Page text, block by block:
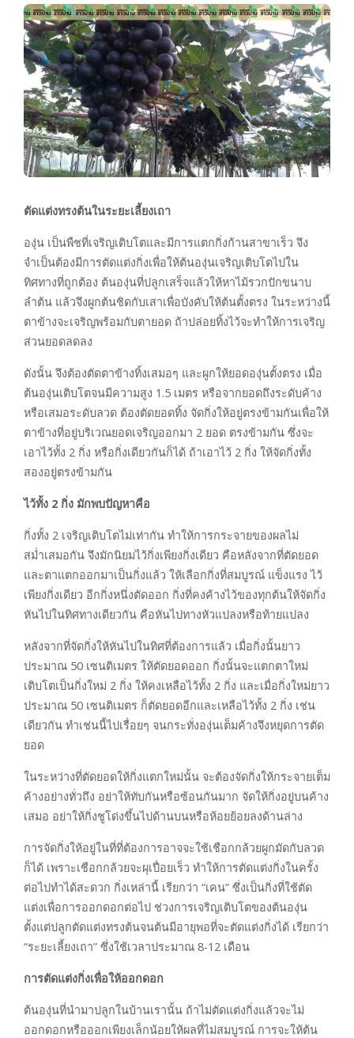
ตัดแต่งทรงต้นในระยะเลี้ยงเถา
องุ่น เป็นพืชที่เจริญเติบโตและมีการแตกกิ่งก้านสาขาเร็ว จึง
จำเป็นต้องมีการตัดแต่งกิ่งเพื่อให้ต้นองุ่นเจริญเติบโตไปใน
ทิศทางที่ถูกต้อง ต้นองุ่นที่ปลูกเสร็จแล้วให้หาไม้รวกปักขนาบ
ลำต้น แล้วจึงผูกต้นชิดกับเสาเพื่อบังคับให้ต้นตั้งตรง ในระหว่างนี้
ตาข้างจะเจริญพร้อมกับตายอด ถ้าปล่อยทิ้งไว้จะทำให้การเจริญ
ส่วนยอดลดลง
ดังนั้น จึงต้องตัดตาข้างทิ้งเสมอๆ และผูกให้ยอดองุ่นตั้งตรง เมื่อ
ต้นองุ่นเติบโตจนมีความสูง 1.5 เมตร หรือจากยอดถึงระดับค้าง
หรือเสมอระดับลวด ต้องตัดยอดทิ้ง จัดกิ่งให้อยู่ตรงข้ามกันเพื่อให้
ตาข้างที่อยู่บริเวณยอดเจริญออกมา 2 ยอด ตรงข้ามกัน ซึ่งจะ
เอาไว้ทั้ง 2 กิ่ง หรือกิ่งเดียวกันก็ได้ ถ้าเอาไว้ 2 กิ่ง ให้จัดกิ่งทั้ง
สองอยู่ตรงข้ามกัน
ไว้ทั้ง 2 กิ่ง มักพบปัญหาคือ
กิ่งทั้ง 2 เจริญเติบโตไม่เท่ากัน ทำให้การกระจายของผลไม่
สม่ำเสมอกัน จึงมักนิยมไว้กิ่งเพียงกิ่งเดียว คือหลังจากที่ตัดยอด
และตาแตกออกมาเป็นกิ่งแล้ว ให้เลือกกิ่งที่สมบูรณ์ แข็งแรง ไว้
เพียงกิ่งเดียว อีกกิ่งหนึ่งตัดออก กิ่งที่คงค้างไว้ของทุกต้นให้จัดกิ่ง
หันไปในทิศทางเดียวกัน คือหันไปทางหัวแปลงหรือท้ายแปลง
หลังจากที่จัดกิ่งให้หันไปในทิศที่ต้องการแล้ว เมื่อกิ่งนั้นยาว
ประมาณ 50 เซนติเมตร ให้ตัดยอดออก กิ่งนั้นจะแตกตาใหม่
เติบโตเป็นกิ่งใหม่ 2 กิ่ง ให้คงเหลือไว้ทั้ง 2 กิ่ง และเมื่อกิ่งใหม่ยาว
ประมาณ 50 เซนติเมตร ก็ตัดยอดอีกและเหลือไว้ทั้ง 2 กิ่ง เช่น
เดียวกัน ทำเช่นนี้ไปเรื่อยๆ จนกระทั่งองุ่นเต็มค้างจึงหยุดการตัด
ยอด
ในระหว่างที่ตัดยอดให้กิ่งแตกใหม่นั้น จะต้องจัดกิ่งให้กระจายเต็ม
ค้างอย่างทั่วถึง อย่าให้ทับกันหรือซ้อนกันมาก จัดให้กิ่งอยู่บนค้าง
เสมอ อย่าให้กิ่งชูโด่งขึ้นไปด้านบนหรือห้อยย้อยลงด้านล่าง
การจัดกิ่งให้อยู่ในที่ที่ต้องการอาจจะใช้เชือกกล้วยผูกมัดกับลวด
ก็ได้ เพราะเชือกกล้วยจะผุเปื่อยเร็ว ทำให้การตัดแต่งกิ่งในครั้ง
ต่อไปทำได้สะดวก กิ่งเหล่านี้ เรียกว่า “เคน” ซึ่งเป็นกิ่งที่ใช้ตัด
แต่งเพื่อการออกดอกต่อไป ช่วงการเจริญเติบโตของต้นองุ่น
ตั้งแต่ปลูกตัดแต่งทรงต้นจนต้นมีอายุพอที่จะตัดแต่งกิ่งได้ เรียกว่า
“ระยะเลี้ยงเถา” ซึ่งใช้เวลาประมาณ 8-12 เดือน
การตัดแต่งกิ่งเพื่อให้ออกดอก
ต้นองุ่นที่นำมาปลูกในบ้านเรานั้น ถ้าไม่ตัดแต่งกิ่งแล้วจะไม่
ออกดอกหรือออกเพียงเล็กน้อยให้ผลที่ไม่สมบูรณ์ การจะให้ต้น